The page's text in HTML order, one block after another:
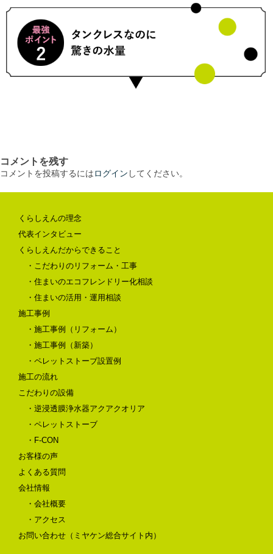
コメントを残す
コメントを投稿するにはログイン してください。
くらしえんの理念
代表インタビュー
くらしえんだからできること
・こだわりのリフォーム・工事
・住まいのエコフレンドリー化相談
・住まいの活用・運用相談
施工事例
・施工事例（リフォーム）
・施工事例（新築）
・ペレットストーブ設置例
施工の流れ
こだわりの設備
・逆浸透膜浄水器アクアクオリア
・ペレットストーブ
・F-CON
お客様の声
よくある質問
会社情報
・会社概要
・アクセス
お問い合わせ（ミヤケン総合サイト内）